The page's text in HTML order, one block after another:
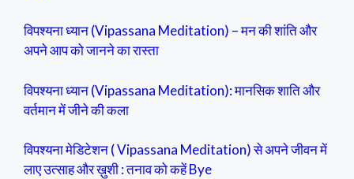
विपश्यना ध्यान (Vipassana Meditation) – मन की शांति और
अपने आप को जानने का रास्ता
विपश्यना ध्यान (Vipassana Meditation): मानसिक शाति और
वर्तमान में जीने की कला
विपश्यना मेडिटेशन ( Vipassana Meditation) से अपने जीवन में
लाए उत्साह और ख़ुशी : तनाव को कहें Bye